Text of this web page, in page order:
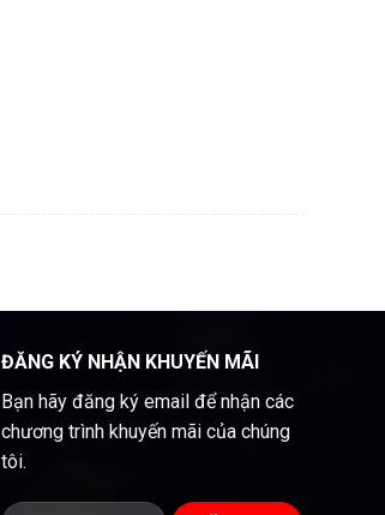
ĐĂNG KÝ NHẬN KHUYẾN MÃI
Bạn hãy đăng ký email để nhận các
chương trình khuyến mãi của chúng
tôi.